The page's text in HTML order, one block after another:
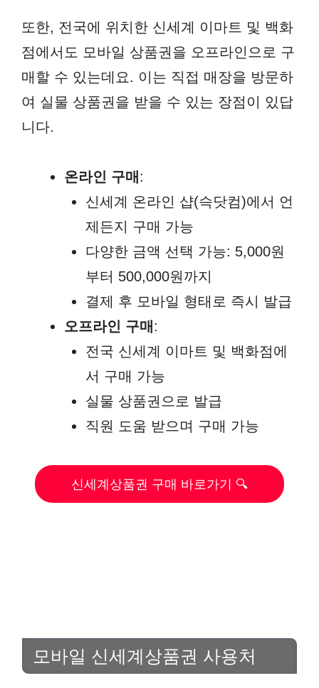
또한, 전국에 위치한 신세계 이마트 및 백화
점에서도 모바일 상품권을 오프라인으로 구
매할 수 있는데요. 이는 직접 매장을 방문하
여 실물 상품권을 받을 수 있는 장점이 있답
니다.
온라인 구매 :
신세계 온라인 샵(슥닷컴)에서 언
제든지 구매 가능
다양한 금액 선택 가능: 5,000원
부터 500,000원까지
결제 후 모바일 형태로 즉시 발급
오프라인 구매 :
전국 신세계 이마트 및 백화점에
서 구매 가능
실물 상품권으로 발급
직원 도움 받으며 구매 가능
신세계상품권 구매 바로가기 🔍
모바일 신세계상품권 사용처